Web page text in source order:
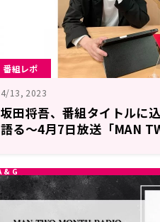
番組レポ
4/13, 2023
坂田将吾、番組タイトルに
語る～4月7日放送「MAN